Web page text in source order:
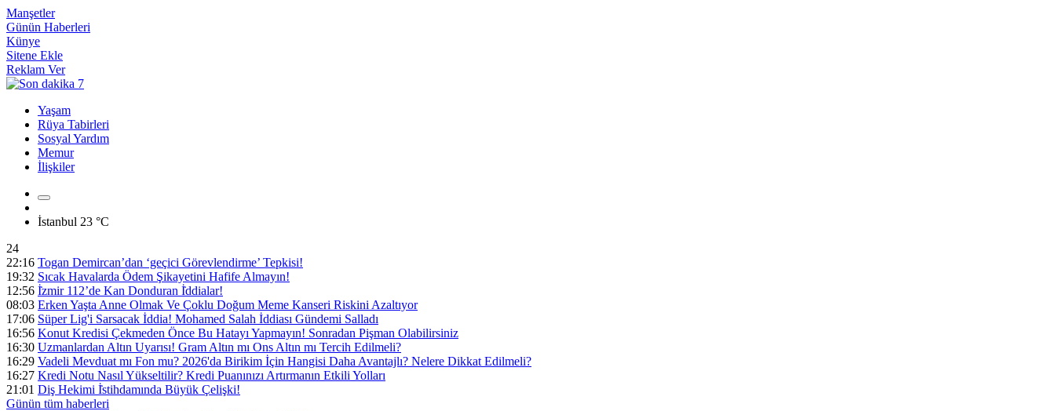
Manşetler
Günün Haberleri
Künye
Sitene Ekle
Reklam Ver
Yaşam
Rüya Tabirleri
Sosyal Yardım
Memur
İlişkiler
İstanbul 23 °C
24
22:16 Togan Demircan’dan ‘geçici Görevlendirme’ Tepkisi!
19:32 Sıcak Havalarda Ödem Şikayetini Hafife Almayın!
12:56 İ̇zmir 112’de Kan Donduran İ̇ddialar!
08:03 Erken Yaşta Anne Olmak Ve Çoklu Doğum Meme Kanseri Riskini Azaltıyor
17:06 Süper Lig'i Sarsacak İddia! Mohamed Salah İddiası Gündemi Salladı
16:56 Konut Kredisi Çekmeden Önce Bu Hatayı Yapmayın! Sonradan Pişman Olabilirsiniz
16:30 Uzmanlardan Altın Uyarısı! Gram Altın mı Ons Altın mı Tercih Edilmeli?
16:29 Vadeli Mevduat mı Fon mu? 2026'da Birikim İçin Hangisi Daha Avantajlı? Nelere Dikkat Edilmeli?
16:27 Kredi Notu Nasıl Yükseltilir? Kredi Puanınızı Artırmanın Etkili Yolları
21:01 Diş Hekimi İ̇stihdamında Büyük Çelişki!
Günün tüm haberleri